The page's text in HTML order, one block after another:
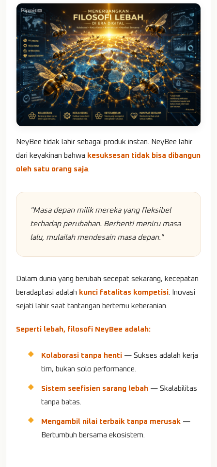
NeyBee tidak lahir sebagai produk instan. NeyBee lahir
dari keyakinan bahwa kesuksesan tidak bisa dibangun
oleh satu orang saja
"Masa depan milik mereka yang fleksibel
terhadap perubahan. Berhenti meniru masa
lalu, mulailah mendesain masa depan."
Dalam dunia yang berubah secepat sekarang, kecepatan
beradaptasi adalah kunci fatalitas kompetisi . Inovasi
sejati lahir saat tantangan bertemu keberanian.
Seperti lebah, filosofi NeyBee adalah:
Kolaborasi tanpa henti — Sukses adalah kerja
tim, bukan solo performance.
Sistem seefisien sarang lebah — Skalabilitas
tanpa batas.
Mengambil nilai terbaik tanpa merusak —
Bertumbuh bersama ekosistem.